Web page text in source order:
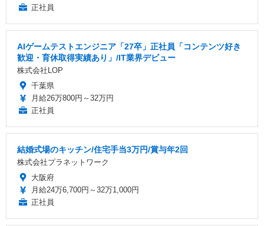
正社員
AIゲームテストエンジニア「27卒」正社員「コンテンツ好き
歓迎・育休取得実績あり」/IT業界デビュー
株式会社LOP
千葉県
月給26万800円～32万円
正社員
結婚式場のキッチン/住宅手当3万円/賞与年2回
株式会社プラネットワーク
大阪府
月給24万6,700円～32万1,000円
正社員